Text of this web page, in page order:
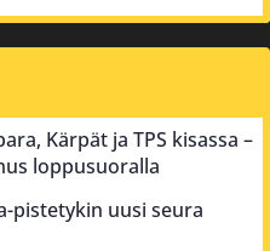
Kärpät ja TPS kisassa –
loppusuoralla
pistetykin uusi seura